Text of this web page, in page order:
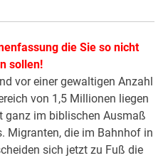
die Sie so nicht
sollen!
vor einer gewaltigen Anzahl
von 1,5 Millionen liegen
ganz im biblischen Ausmaß
Migranten, die im Bahnhof in
sich jetzt zu Fuß die